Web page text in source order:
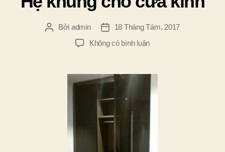
TácBởi admin
Ngày
đăng
18 Tháng Tám, 2017
Không có bình luậnở
cho
cửa
kính